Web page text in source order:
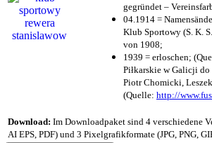
gegründet –
04.1914 =
Klub Sportowy (S. K.
von 1908;
1939 = erloschen;
Piłkarskie w Galicji
Piotr Chomicki,
(Quelle: http://
Download: Im Downloadpaket sind 4 verschiedene
AI EPS, PDF) und 3 Pixelgrafikformate (JPG, PNG,